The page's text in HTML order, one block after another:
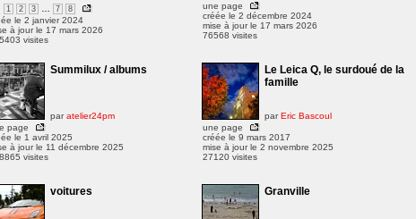
1 2 3 7 8
le 2 janvier 2024
à jour le 17 mars 2026
visites
une page
créée le 2 décembre 2024
mise à jour le 17 mars 2026
76568 visites
Summilux / albums
paratelier24pm
page
le 1 avril 2025
à jour le 11 décembre 2025
visites
Le Leica Q, le surdoué de la
famille
parEric Bascoul
une page
créée le 9 mars 2017
mise à jour le 2 novembre 2025
27120 visites
voitures Granville